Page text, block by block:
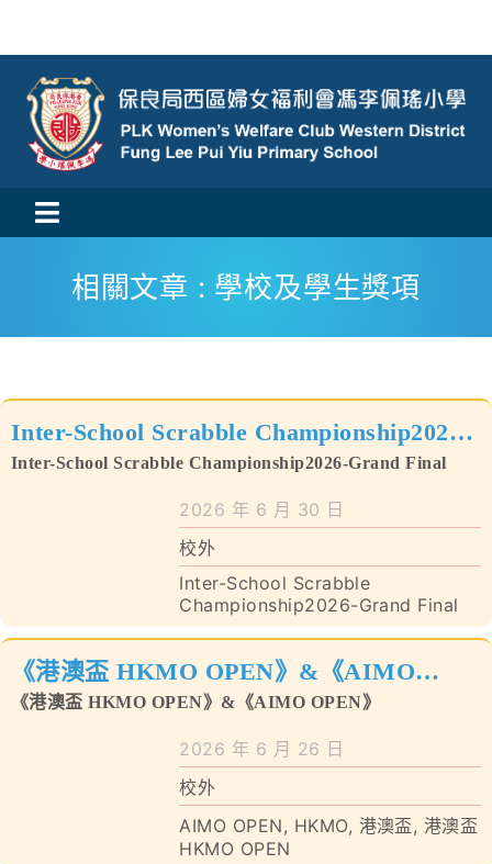
content
Toggle
Navigation
活動消息
校風及學生支援
聯絡我們
相關文章 : 學校及學生獎項
Inter-School Scrabble Championship2026-
Grand Final
Inter-School Scrabble Championship2026-Grand Final
2026 年 6 月 30 日
校外
Inter-School Scrabble
Championship2026-Grand Final
《港澳盃 HKMO OPEN》&《AIMO
OPEN》
《港澳盃 HKMO OPEN》&《AIMO OPEN》
2026 年 6 月 26 日
校外
AIMO OPEN, HKMO, 港澳盃, 港澳盃
HKMO OPEN